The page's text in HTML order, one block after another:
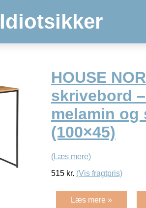
Idiotsikker
HOUSE
skrivebord
melamin og
(100×45)
(Læs mere)
515 kr. (Vis fragtpris)
Læs mere »